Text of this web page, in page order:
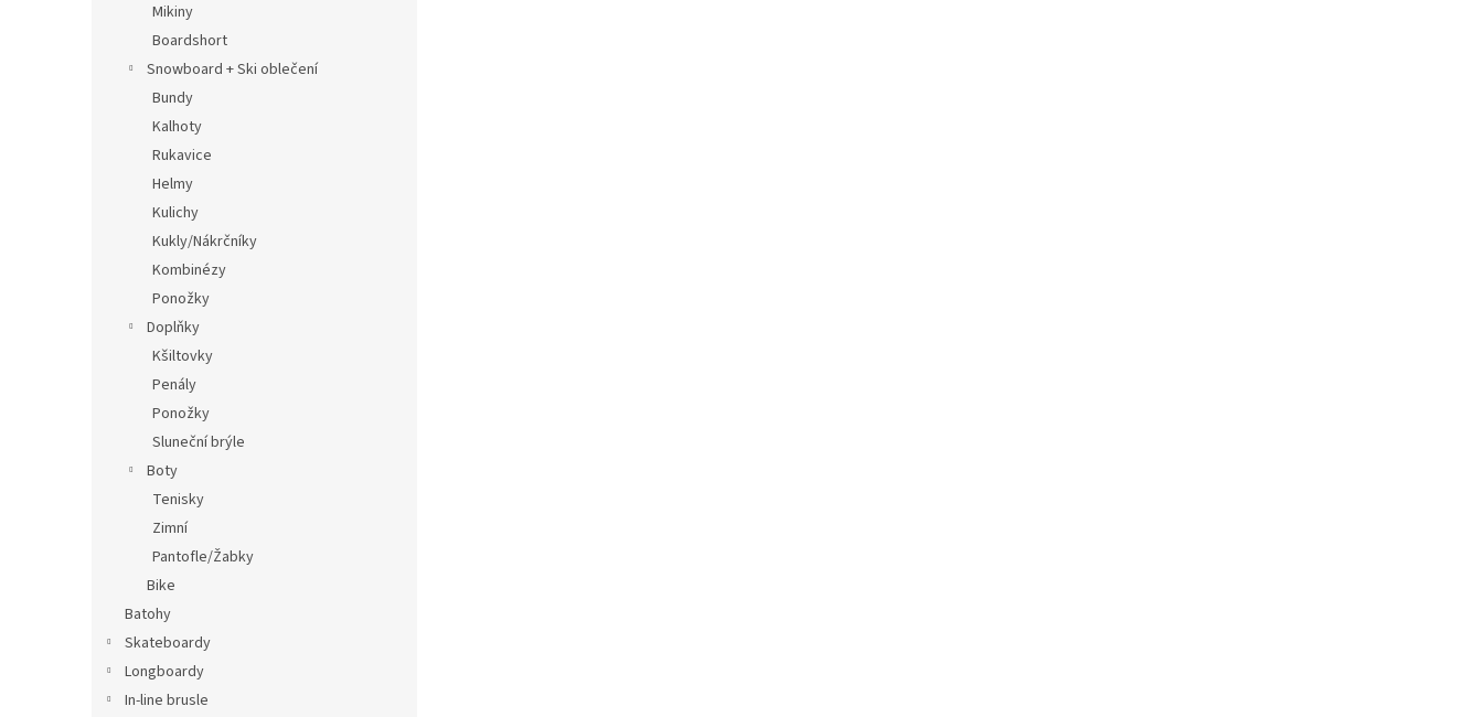
Mikiny
Boardshort
Snowboard + Ski oblečení
Bundy
Kalhoty
Rukavice
Helmy
Kulichy
Kukly/Nákrčníky
Kombinézy
Ponožky
Doplňky
Kšiltovky
Penály
Ponožky
Sluneční brýle
Boty
Tenisky
Zimní
Pantofle/Žabky
Bike
Batohy
Skateboardy
Longboardy
In-line brusle